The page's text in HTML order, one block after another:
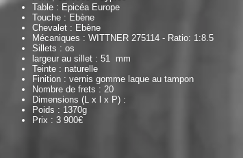
Table : Epicéa Europe
Touche : Ebène
Chevalet : Ebène
Mécaniques : WITTNER 275114 - Ratio: 1:8.5
Sillets : os
largeur au sillet : 51 mm
Teinte : naturelle
Finition : vernis gomme laque au tampon
Nombre de frets : 20
Dimensions (L x l x P) :
Poids : 1370g
Prix : 3 900€